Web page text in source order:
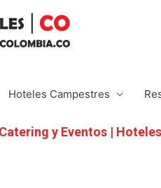
Hoteles Campestres
Catering y Eventos |